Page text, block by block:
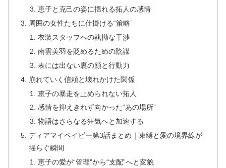
恵子と克己の姿に揺れる拓人の感情
周囲の女性たちに仕掛ける“策略”
衣装スタッフへの執拗な干渉
南雲美羽を貶めるための陰謀
表には出ない裏の顔と行動力
崩れていく信頼と壊れかけた関係
恵子の暴走を止められない拓人
感情を抑えきれず向かった“あの場所”
物語はさらなる狂気へと加速する
ディアマイベイビー第3話まとめ｜束縛と愛の境界線が
揺らぐ瞬間
恵子の愛が“管理”から“支配”へと変貌